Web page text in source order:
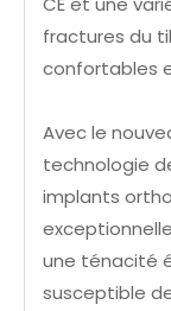
fractures du
confortables
Avec le
technologie
implants
une ténacité
susceptible